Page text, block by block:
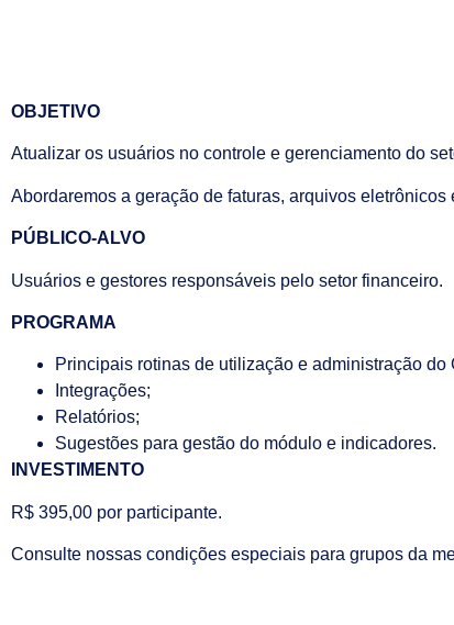
OBJETIVO
Atualizar os usuários no controle e gerenciamento do
Abordaremos a geração de faturas, arquivos eletrônicos
PÚBLICO-ALVO
Usuários e gestores responsáveis pelo setor financeiro.
PROGRAMA
Principais rotinas de utilização e administração do
Integrações;
Relatórios;
Sugestões para gestão do módulo e indicadores.
INVESTIMENTO
R$ 395,00 por participante.
Consulte nossas condições especiais para grupos da